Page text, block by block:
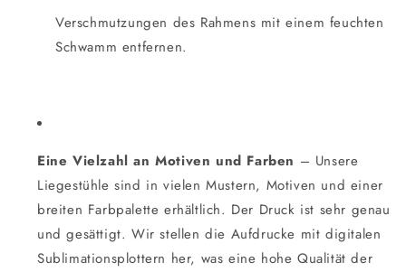
Verschmutzungen des Rahmens mit einem feuchten
Schwamm entfernen.
Eine Vielzahl an Motiven und Farben – Unsere
Liegestühle sind in vielen Mustern, Motiven und einer
breiten Farbpalette erhältlich. Der Druck ist sehr genau
und gesättigt. Wir stellen die Aufdrucke mit digitalen
Sublimationsplottern her, was eine hohe Qualität der